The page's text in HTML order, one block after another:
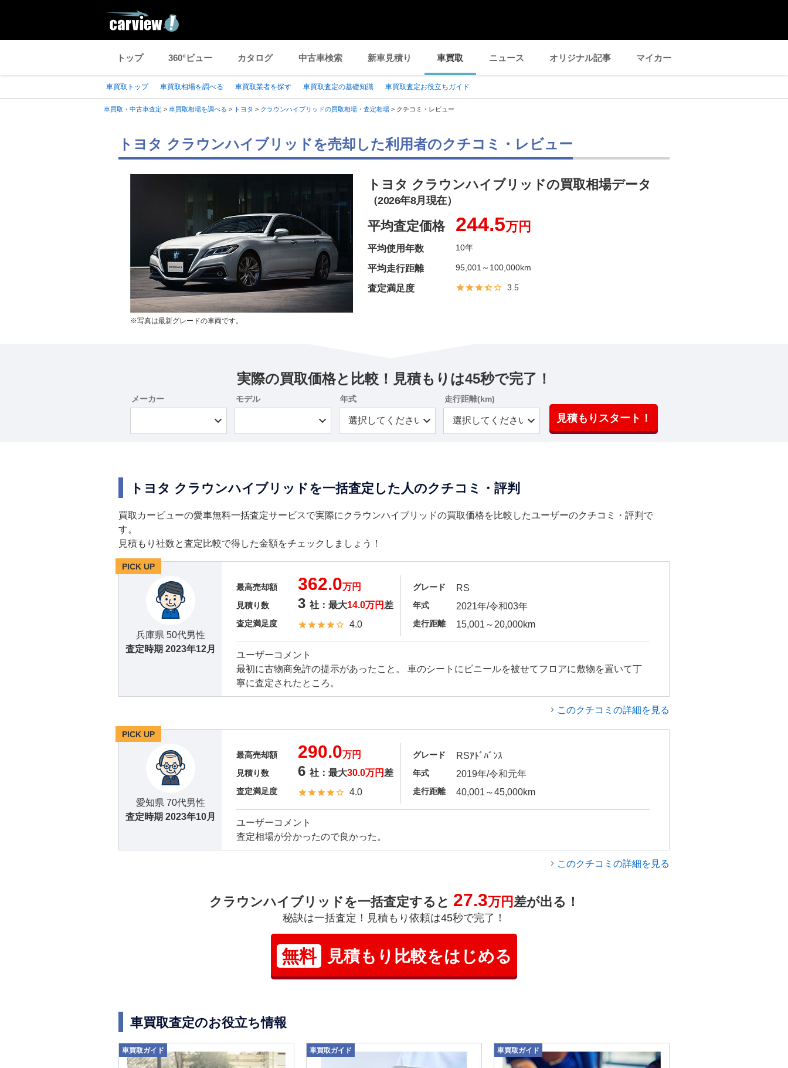
トップ 360°ビュー カタログ 中古車検索 新車見積り 車買取 ニュース オリジナル記事 マイカー
車買取トップ 車買取相場を調べる 車買取業者を探す 車買取査定の基礎知識 車買取査定お役立ちガイド
車買取・中古車査定 > 車買取相場を調べる > トヨタ > クラウンハイブリッドの買取相場・査定相場 > クチコミ・レビュー
トヨタ クラウンハイブリッドを売却した利用者のクチコミ・レビュー
※写真は最新グレードの車両です。
トヨタ クラウンハイブリッドの買取相場データ
（2026年8月現在）
平均査定価格 244.5万円
平均使用年数 10年
平均走行距離 95,001～100,000km
査定満足度 3.5
実際の買取価格と比較！見積もりは45秒で完了！
メーカー モデル 年式 走行距離(km)
見積もりスタート！
トヨタ クラウンハイブリッドを一括査定した人のクチコミ・評判
買取カービューの愛車無料一括査定サービスで実際にクラウンハイブリッドの買取価格を比較したユーザーのクチコミ・評判で
す。
見積もり社数と査定比較で得した金額をチェックしましょう！
PICK UP
兵庫県 50代男性
査定時期 2023年12月
最高売却額 362.0万円
見積り数 3 社：最大14.0万円 差
査定満足度 4.0
グレード RS
年式 2021年/令和03年
走行距離 15,001～20,000km
ユーザーコメント
最初に古物商免許の提示があったこと。 車のシートにビニールを被せてフロアに敷物を置いて丁
寧に査定されたところ。
このクチコミの詳細を見る
PICK UP
愛知県 70代男性
査定時期 2023年10月
最高売却額 290.0万円
見積り数 6 社：最大30.0万円 差
査定満足度 4.0
グレード RSｱﾄﾞﾊﾞﾝｽ
年式 2019年/令和元年
走行距離 40,001～45,000km
ユーザーコメント
査定相場が分かったので良かった。
このクチコミの詳細を見る
クラウンハイブリッドを一括査定すると 27.3万円差が出る！
秘訣は一括査定！見積もり依頼は45秒で完了！
無料 見積もり比較をはじめる
車買取査定のお役立ち情報
車買取ガイド 車買取ガイド 車買取ガイド